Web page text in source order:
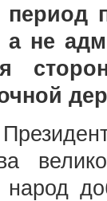
а не
народ